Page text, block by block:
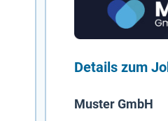
Details zum
Muster GmbH